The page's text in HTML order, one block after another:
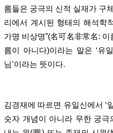
름들은 궁극의 신적 실재가 구
리에서 계시된 형태의 해석학
가명 비상명”(名可名非常名:
름이 아니다)이라는 말은 ‘유
님’이라는 뜻이다.
김경재에 따르면 유일신에서 ‘
숫자 개념이 아니라 무한 궁